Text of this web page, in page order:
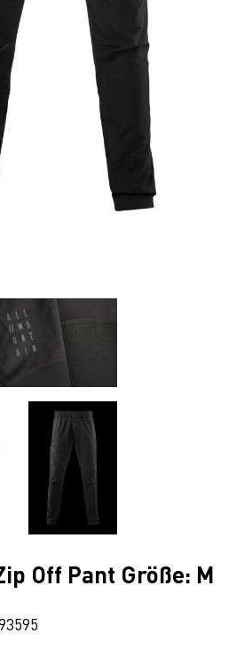
Off Pant Größe: M